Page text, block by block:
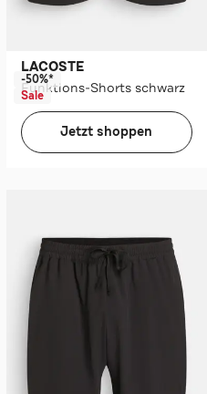
LACOSTE
Funktions-Shorts schwarz
-50%*
Sale
Jetzt shoppen